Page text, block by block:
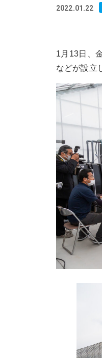
2022.01.22
1月13日、
などが設立